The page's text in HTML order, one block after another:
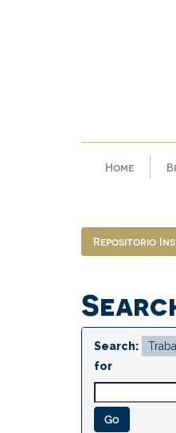
Home
Repositorio
Search:
for